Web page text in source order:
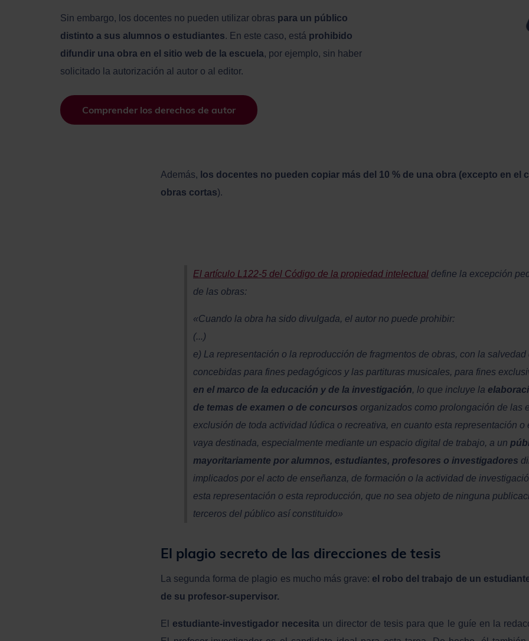
Sin embargo, los docentes no pueden utilizar obras para un público
distinto a sus alumnos o estudiantes. En este caso, está prohibido
difundir una obra en el sitio web de la escuela, por ejemplo, sin haber
solicitado la autorización al autor o al editor.
Comprender los derechos de autor
Además, los docentes no pueden copiar más del 10 % de una obra (excepto en el
obras cortas).
El artículo L122-5 del Código de la propiedad intelectual define la excepción
de las obras:
«Cuando la obra ha sido divulgada, el autor no puede prohibir:
(...)
e) La representación o la reproducción de fragmentos de obras, con la salvedad
concebidas para fines pedagógicos y las partituras musicales, para fines
en el marco de la educación y de la investigación, lo que incluye la
de temas de examen o de concursos organizados como prolongación de las
exclusión de toda actividad lúdica o recreativa, en cuanto esta representación o
vaya destinada, especialmente mediante un espacio digital de trabajo, a un
mayoritariamente por alumnos, estudiantes, profesores o investigadores
implicados por el acto de enseñanza, de formación o la actividad de
esta representación o esta reproducción, que no sea objeto de ninguna
terceros del público así constituido»
El plagio secreto de las direcciones de tesis
La segunda forma de plagio es mucho más grave: el robo del trabajo de un
de su profesor-supervisor.
El estudiante-investigador necesita un director de tesis para que le guíe en la